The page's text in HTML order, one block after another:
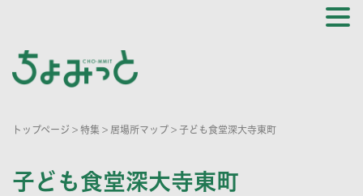
トップページ > 特集 > 居場所マップ > 子ども食堂深大寺東町
子ども食堂深大寺東町